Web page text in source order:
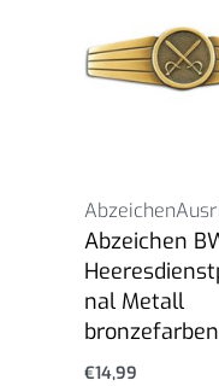
Abzeichen
Abzeichen
nal Metall
bronzefarben
€14,99